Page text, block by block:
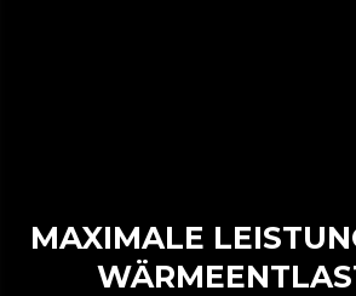
MAXIMALE LEISTUNG FÜR DIE